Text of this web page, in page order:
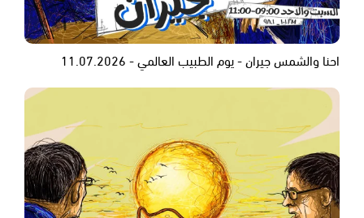
احنا والشمس جيران - يوم الطبيب العالمي - 11.07.2026